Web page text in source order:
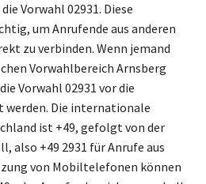
Vorwahl 02931. Diese
um Anrufende aus anderen
zu verbinden. Wenn jemand
Vorwahlbereich Arnsberg
Vorwahl 02931 vor die
Die internationale
ist +49, gefolgt von der
also +49 2931 für Anrufe aus
von Mobiltelefonen können